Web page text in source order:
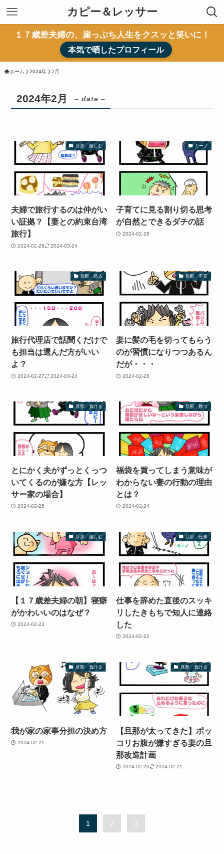
カピー＆レッサー
１７歳差夫婦の、崖っぷち人生をクスッと笑いに！
本気で晒したプロフィール
ホーム 2024年 2月
2024年2月 – date –
旦那 楽しむ
夫婦で旅行するのは仲がい
い証拠？【妻との約束台湾
旅行】
2024-02-29 2024-03-24
ミーノ
子育てに見る割り切る思考
が自然とできるダチの話
2024-02-28
旦那 怒る
旅行代理店で話聞くだけで
も担当は選んだ方がいい
よ？
2024-02-27 2024-03-24
旦那 不安
妻に髪の毛を切ってもらう
のが習慣になりつつあるん
だが・・・
2024-02-26
旦那 負ける
とにかく夫がずっとくっつ
いてくるのが嫌な方【レッ
サー家の場合】
2024-02-25
旦那 勝つ
福袋を買ってしまう意味が
わからない妻の行動の理由
とは？
2024-02-24
旦那 楽しむ
【１７歳差夫婦の朝】寝癖
がかわいいのはなぜ？
2024-02-23
旦那 仕事
仕事を辞めた直後のスッキ
リしたきもちで知人に連絡
した
2024-02-22
旦那 負ける
我が家の家事分担の決め方
2024-02-21
旦那 負ける
【旦那が太ってきた】ポッ
コリお腹が嫌すぎる妻の旦
那改造計画
2024-02-20 2024-02-21
1 2 3